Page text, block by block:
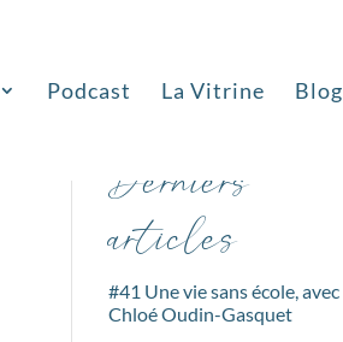
Podcast La Vitrine Blog
Rechercher
Derniers
articles
#41 Une vie sans école, avec
Chloé Oudin-Gasquet